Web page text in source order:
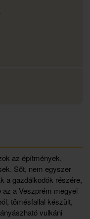
az építmények,
Sőt, nem egyszer
a gazdálkodók részére,
az a Veszprém megyei
tömésfallal készült,
vulkáni